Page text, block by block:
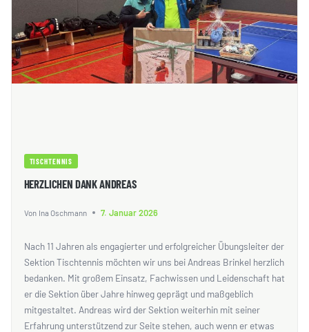
TISCHTENNIS
HERZLICHEN DANK ANDREAS
Von Ina Oschmann 7. Januar 2026
Nach 11 Jahren als engagierter und erfolgreicher Übungsleiter der
Sektion Tischtennis möchten wir uns bei Andreas Brinkel herzlich
bedanken. Mit großem Einsatz, Fachwissen und Leidenschaft hat
er die Sektion über Jahre hinweg geprägt und maßgeblich
mitgestaltet. Andreas wird der Sektion weiterhin mit seiner
Erfahrung unterstützend zur Seite stehen, auch wenn er etwas